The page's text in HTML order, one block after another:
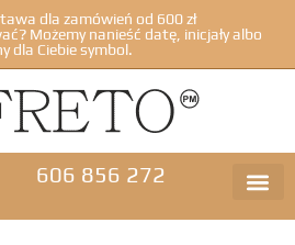
dla zamówień od 600 zł
Możemy nanieść datę, inicjały albo
dla Ciebie symbol.
606 856 272